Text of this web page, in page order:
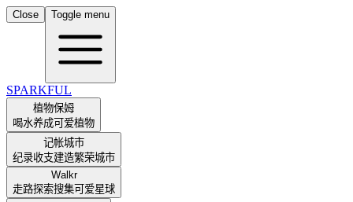
Close Toggle menu
SPARKFUL
植物保姆
喝水养成可爱植物
记帐城市
纪录收支建造繁荣城市
Walkr
走路探索搜集可爱星球